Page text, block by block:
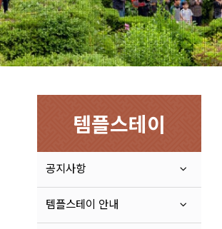
템플스테이
공지사항
템플스테이 안내